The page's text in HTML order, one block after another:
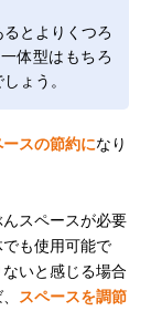
るとよりくつろ
体型はもちろ
ょう。
スの節約になり
スペースが必要
も使用可能で
いと感じる場合
スペースを調節